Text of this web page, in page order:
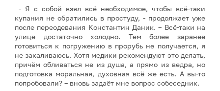
- Я с собой взял всё необходимое, чтобы всё-таки
купания не обратились в простуду, - продолжает уже
после переодевания Константин Даник. – Всё-таки на
улице достаточно холодно. Тем более заранее
готовиться к погружению в прорубь не получается, я
не закаливаюсь. Хотя медики рекомендуют это делать,
причём обливаться не из душа, а прямо из ведра, но
подготовка моральная, духовная всё же есть. А вы-то
попробовали? – вновь задаёт мне вопрос собеседник.